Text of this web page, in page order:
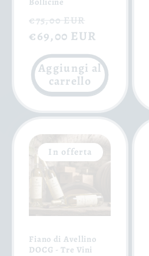
Prezzo
di
listino
€75,00 EUR
scontato
€69,00 EUR
Aggiungi al
carrello
In offerta
Fiano di Avellino
DOCG - Tre Vini